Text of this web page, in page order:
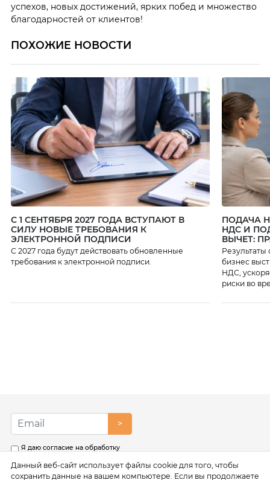
успехов, новых достижений, ярких побед и множество
благодарностей от клиентов!
ПОХОЖИЕ НОВОСТИ
С 1 СЕНТЯБРЯ 2027 ГОДА ВСТУПАЮТ В
СИЛУ НОВЫЕ ТРЕБОВАНИЯ К
ЭЛЕКТРОННОЙ ПОДПИСИ
С 2027 года будут действовать обновленные
требования к электронной подписи.
ПОДАЧА
НДС И
ВЫЧЕТ:
бизнес
НДС,
риски во
>
Я даю согласие на обработку
соответствии с условиями
Политики обработки
Данный веб-сайт использует файлы cookie для того, чтобы
сохранить данные на вашем компьютере. Если вы продолжаете